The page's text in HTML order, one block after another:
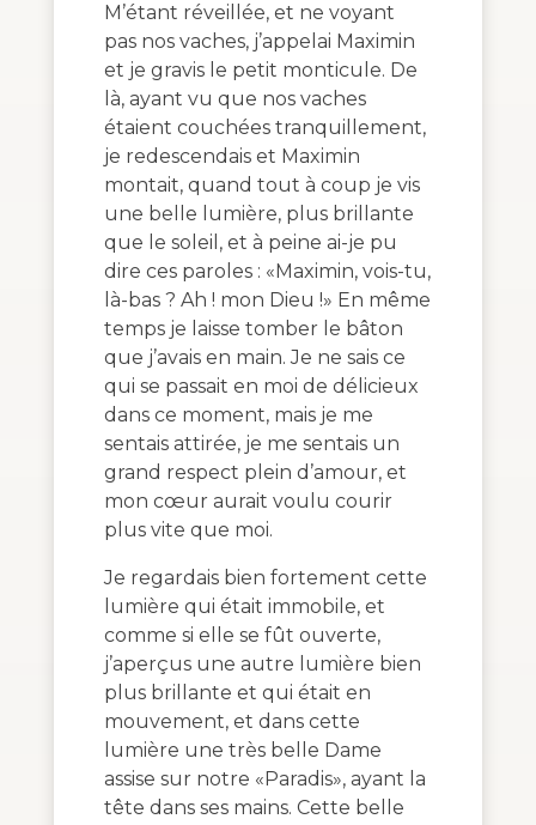
M’étant réveillée, et ne voyant
pas nos vaches, j’appelai Maximin
et je gravis le petit monticule. De
là, ayant vu que nos vaches
étaient couchées tranquillement,
je redescendais et Maximin
montait, quand tout à coup je vis
une belle lumière, plus brillante
que le soleil, et à peine ai-je pu
dire ces paroles : «Maximin, vois-tu,
là-bas ? Ah ! mon Dieu !» En même
temps je laisse tomber le bâton
que j’avais en main. Je ne sais ce
qui se passait en moi de délicieux
dans ce moment, mais je me
sentais attirée, je me sentais un
grand respect plein d’amour, et
mon cœur aurait voulu courir
plus vite que moi.
Je regardais bien fortement cette
lumière qui était immobile, et
comme si elle se fût ouverte,
j’aperçus une autre lumière bien
plus brillante et qui était en
mouvement, et dans cette
lumière une très belle Dame
assise sur notre «Paradis», ayant la
tête dans ses mains. Cette belle